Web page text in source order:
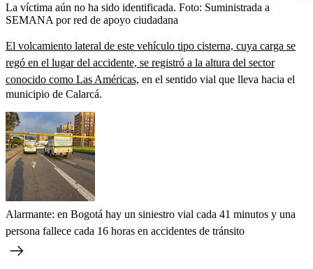
La víctima aún no ha sido identificada. Foto: Suministrada a
SEMANA por red de apoyo ciudadana
El volcamiento lateral de este vehículo tipo cisterna, cuya carga se
regó en el lugar del accidente, se registró a la altura del sector
conocido como Las Américas, en el sentido vial que lleva hacia el
municipio de Calarcá.
Alarmante: en Bogotá hay un siniestro vial cada 41 minutos y una
persona fallece cada 16 horas en accidentes de tránsito